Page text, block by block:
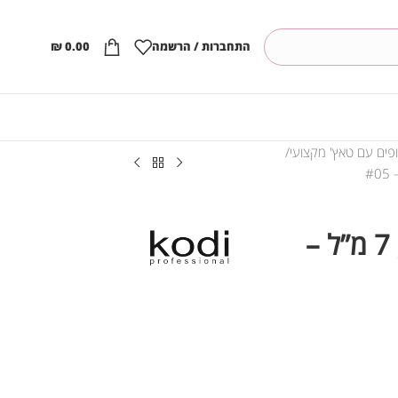
התחברות / הרשמה ₪0.00
עם טאץ' מקצועי
קודי בסיס נאון פתיתים, 7 מ”ל –